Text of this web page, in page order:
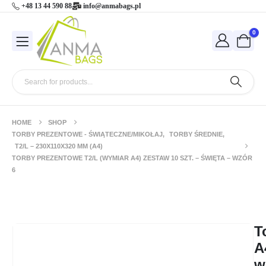
+48 13 44 590 88 info@anmabags.pl
0
HOME
SHOP
TORBY PREZENTOWE - ŚWIĄTECZNE/MIKOŁAJ, TORBY ŚREDNIE,
T2/L – 230X110X320 MM (A4)
TORBY PREZENTOWE T2/L (WYMIAR A4) ZESTAW 10 SZT. – ŚWIĘTA – WZÓR
6